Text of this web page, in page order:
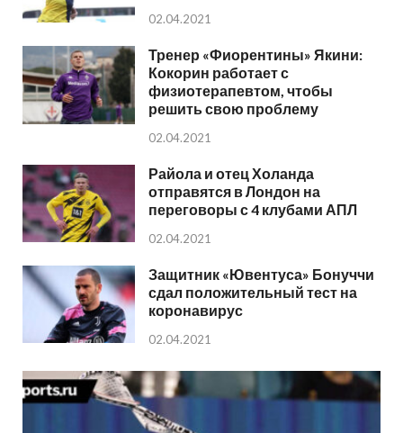
02.04.2021
Тренер «Фиорентины» Якини:
Кокорин работает с
физиотерапевтом, чтобы
решить свою проблему
02.04.2021
Райола и отец Холанда
отправятся в Лондон на
переговоры с 4 клубами АПЛ
02.04.2021
Защитник «Ювентуса» Бонуччи
сдал положительный тест на
коронавирус
02.04.2021